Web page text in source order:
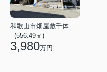
和歌山市畑屋敷千体仏丁
- (556.49㎡)
3,980万円